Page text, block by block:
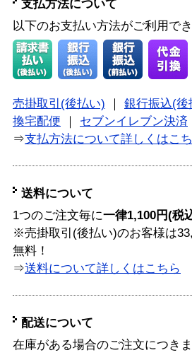
支払方法について
以下のお支払い方法がご利用で
売掛取引(後払い)
銀行振込(後
換宅配便
セブンイレブン決済
⇒支払方法について詳しくはこ
送料について
1つのご注文毎に一律1,100円(税
※売掛取引(後払い)のお客様は
無料！
⇒送料について詳しくはこちら
配送について
在庫がある場合のご注文につき